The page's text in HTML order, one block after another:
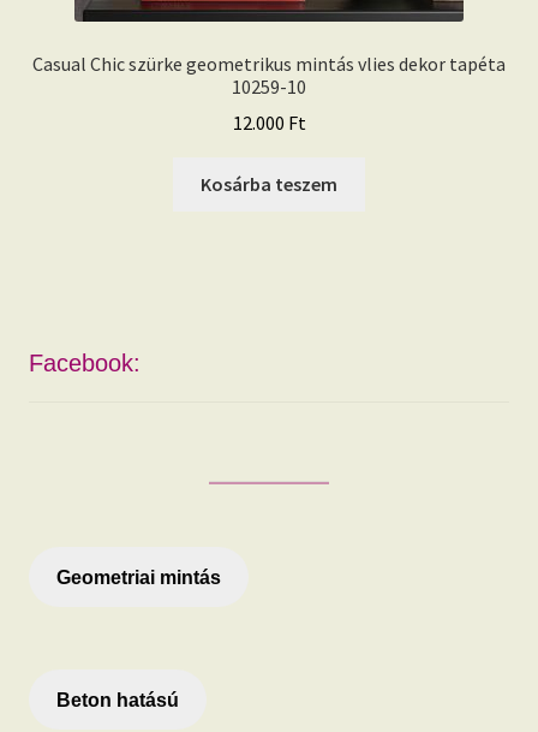
Casual Chic szürke geometrikus mintás vlies dekor tapéta
10259-10
12.000 Ft
Kosárba teszem
Facebook:
Geometriai mintás
Beton hatású